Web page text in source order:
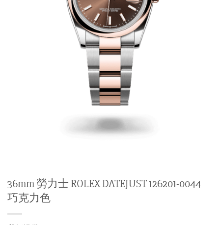
36mm 勞力士 ROLEX DATEJUST 126201-0044
巧克力色